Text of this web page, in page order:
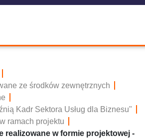
ze środków zewnętrznych
Kadr Sektora Usług dla Biznesu"
ramach projektu
realizowane w formie projektowej -